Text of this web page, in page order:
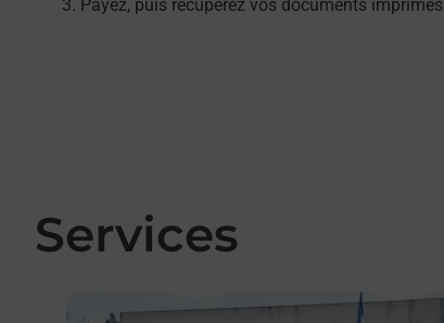
Payez, puis récupérez vos documents imprimés
Services